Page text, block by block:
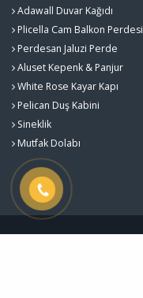
Adawall Duvar Kağıdı
Plicella Cam Balkon Perdesi
Perdesan Jaluzi Perde
Aluset Kepenk & Panjur
White Rose Kayar Kapı
Pelican Duş Kabini
Sineklik
Mutfak Dolabı